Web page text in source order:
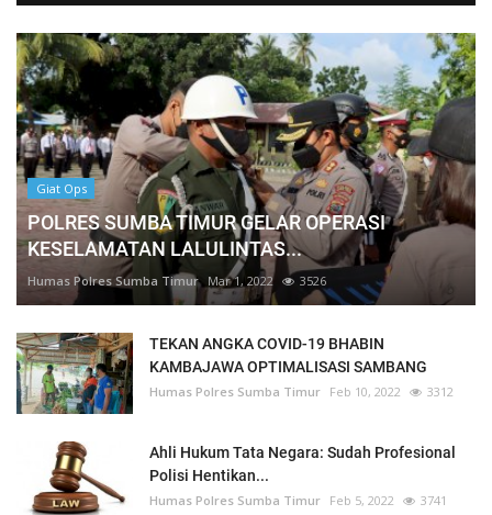
Giat Ops
POLRES SUMBA TIMUR GELAR OPERASI
KESELAMATAN LALULINTAS...
Humas Polres Sumba Timur Mar 1, 2022 3526
TEKAN ANGKA COVID-19 BHABIN
KAMBAJAWA OPTIMALISASI SAMBANG
Humas Polres Sumba Timur Feb 10, 2022 3312
Ahli Hukum Tata Negara: Sudah Profesional
Polisi Hentikan...
Humas Polres Sumba Timur Feb 5, 2022 3741